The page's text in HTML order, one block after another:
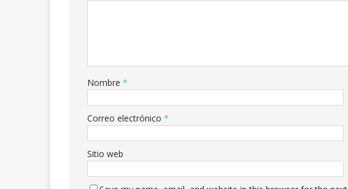
Nombre *
Correo electrónico *
Sitio web